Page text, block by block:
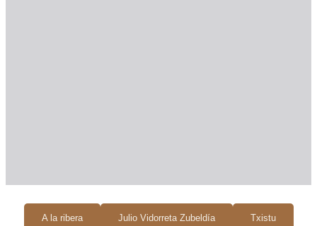
A la ribera Julio Vidorreta Zubeldía Txistu